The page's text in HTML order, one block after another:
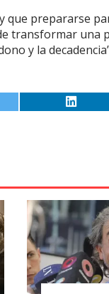
que prepararse
transformar
y la